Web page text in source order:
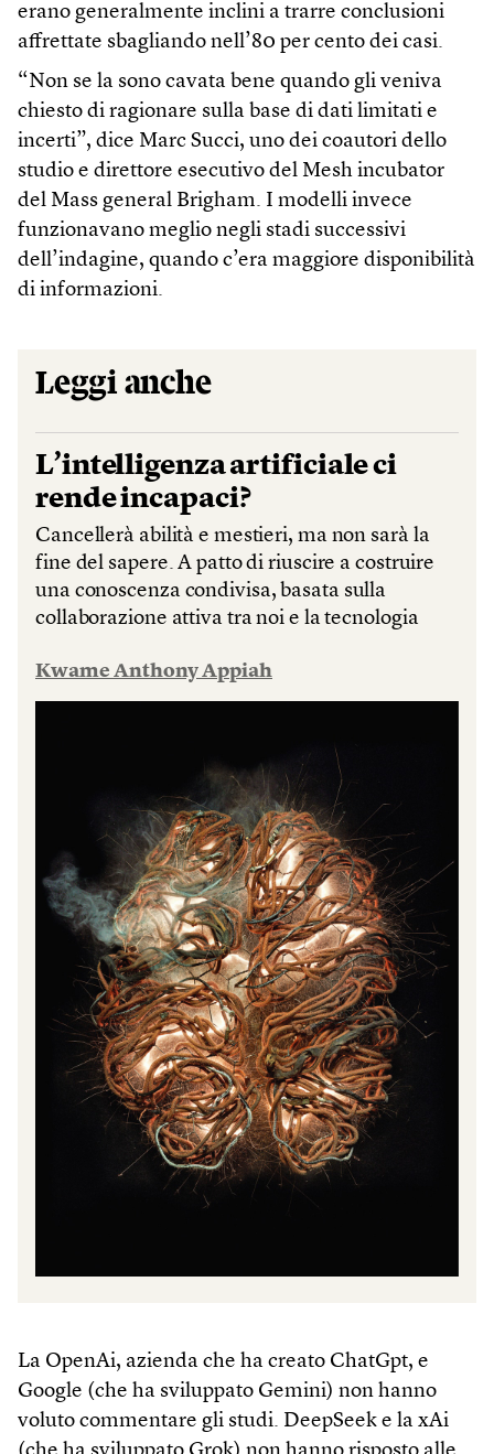
erano generalmente inclini a trarre conclusioni
affrettate sbagliando nell’80 per cento dei casi.
“Non se la sono cavata bene quando gli veniva
chiesto di ragionare sulla base di dati limitati e
incerti”, dice Marc Succi, uno dei coautori dello
studio e direttore esecutivo del Mesh incubator
del Mass general Brigham. I modelli invece
funzionavano meglio negli stadi successivi
dell’indagine, quando c’era maggiore disponibilità
di informazioni.
Leggi anche
L’intelligenza artificiale ci
rende incapaci?
Cancellerà abilità e mestieri, ma non sarà la
fine del sapere. A patto di riuscire a costruire
una conoscenza condivisa, basata sulla
collaborazione attiva tra noi e la tecnologia
Kwame Anthony Appiah
La OpenAi, azienda che ha creato ChatGpt, e
Google (che ha sviluppato Gemini) non hanno
voluto commentare gli studi. DeepSeek e la xAi